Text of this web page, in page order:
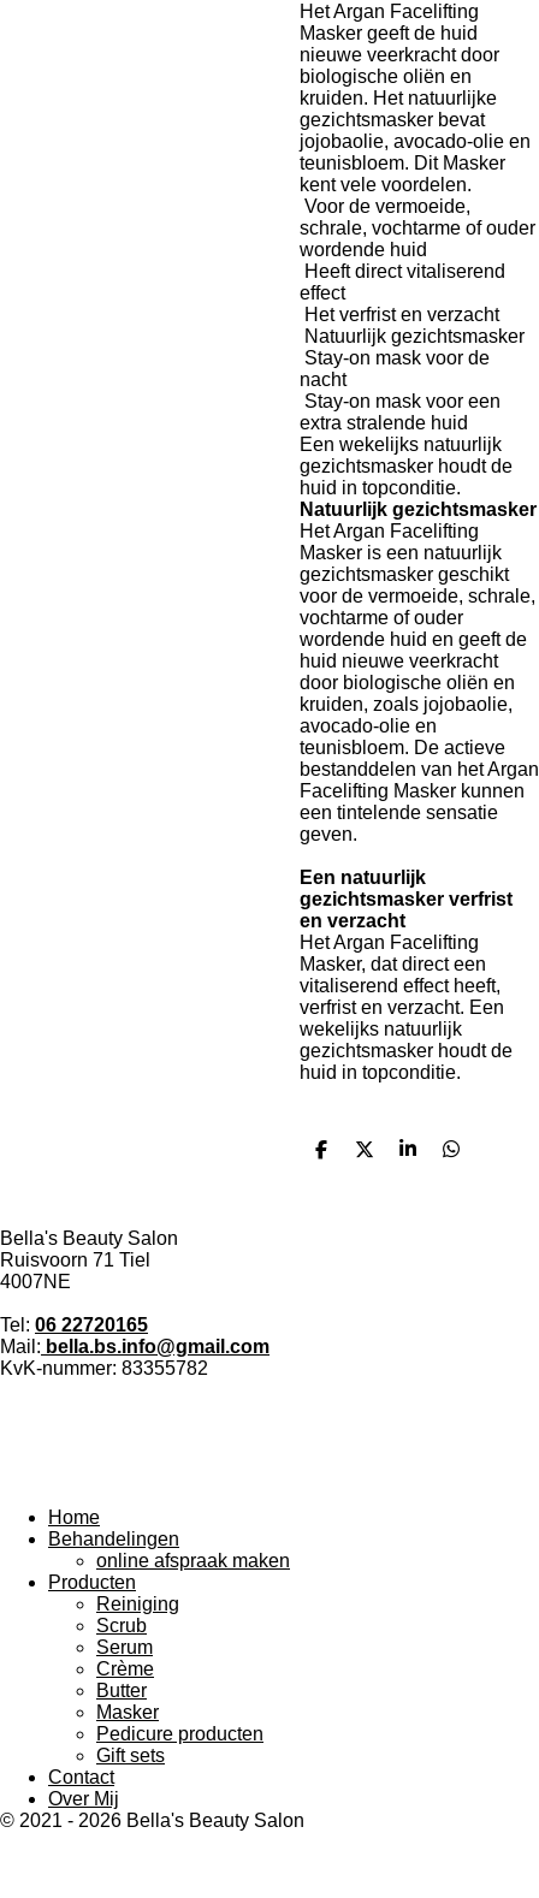
Het Argan Facelifting
Masker geeft de huid
nieuwe veerkracht door
biologische oliën en
kruiden. Het natuurlijke
gezichtsmasker bevat
jojobaolie, avocado-olie en
teunisbloem. Dit Masker
kent vele voordelen.
Voor de vermoeide,
schrale, vochtarme of ouder
wordende huid
Heeft direct vitaliserend
effect
Het verfrist en verzacht
Natuurlijk gezichtsmasker
Stay-on mask voor de
nacht
Stay-on mask voor een
extra stralende huid
Een wekelijks natuurlijk
gezichtsmasker houdt de
huid in topconditie.
Natuurlijk gezichtsmasker
Het Argan Facelifting
Masker is een natuurlijk
gezichtsmasker geschikt
voor de vermoeide, schrale,
vochtarme of ouder
wordende huid en geeft de
huid nieuwe veerkracht
door biologische oliën en
kruiden, zoals jojobaolie,
avocado-olie en
teunisbloem. De actieve
bestanddelen van het Argan
Facelifting Masker kunnen
een tintelende sensatie
geven.
Een natuurlijk
gezichtsmasker verfrist
en verzacht
Het Argan Facelifting
Masker, dat direct een
vitaliserend effect heeft,
verfrist en verzacht. Een
wekelijks natuurlijk
gezichtsmasker houdt de
huid in topconditie.
D
D
S
D
Bella's Beauty Salon
Ruisvoorn 71 Tiel
4007NE
Tel: 06 22720165
Mail: bella.bs.info@gmail.com
KvK-nummer: 83355782
Home
Behandelingen
online afspraak maken
Producten
Reiniging
Scrub
Serum
Crème
Butter
Masker
Pedicure producten
Gift sets
Contact
Over Mij
© 2021 - 2026 Bella's Beauty Salon